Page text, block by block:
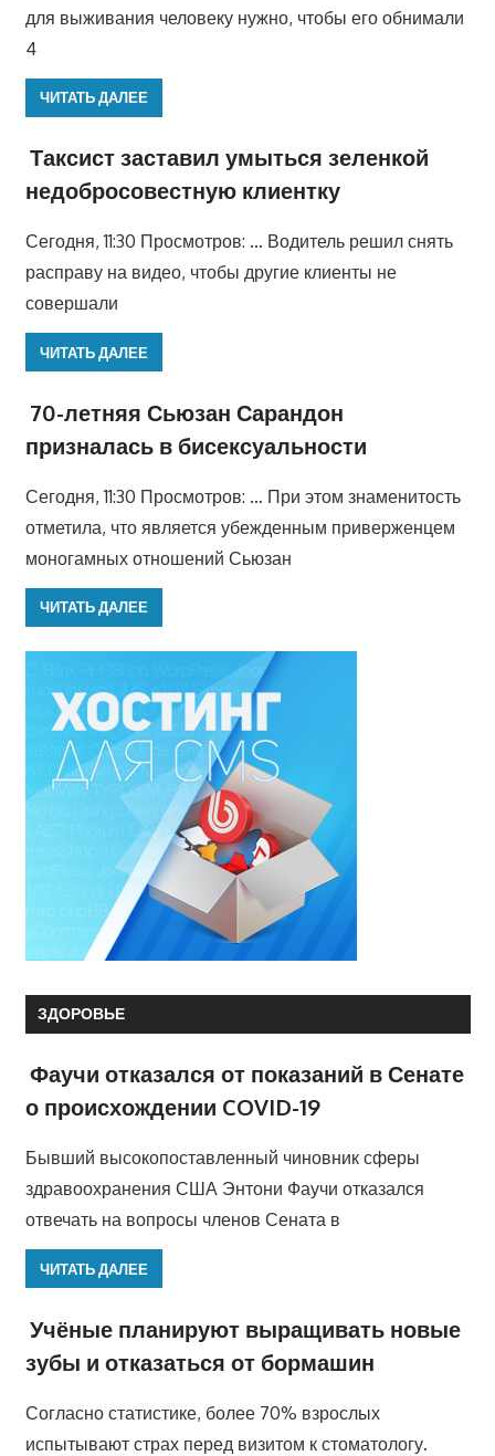
для выживания человеку нужно, чтобы его обнимали
4
ЧИТАТЬ ДАЛЕЕ
Таксист заставил умыться зеленкой
недобросовестную клиентку
Сегодня, 11:30 Просмотров: … Водитель решил снять
расправу на видео, чтобы другие клиенты не
совершали
ЧИТАТЬ ДАЛЕЕ
70-летняя Сьюзан Сарандон
призналась в бисексуальности
Сегодня, 11:30 Просмотров: … При этом знаменитость
отметила, что является убежденным приверженцем
моногамных отношений Сьюзан
ЧИТАТЬ ДАЛЕЕ
ЗДОРОВЬЕ
Фаучи отказался от показаний в Сенате
о происхождении COVID-19
Бывший высокопоставленный чиновник сферы
здравоохранения США Энтони Фаучи отказался
отвечать на вопросы членов Сената в
ЧИТАТЬ ДАЛЕЕ
Учёные планируют выращивать новые
зубы и отказаться от бормашин
Согласно статистике, более 70% взрослых
испытывают страх перед визитом к стоматологу.